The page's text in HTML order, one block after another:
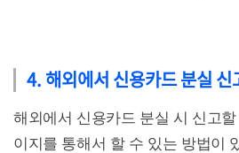
4. 해외에서 신용카드 분실 신
해외에서 신용카드 분실 시 신고
이지를 통해서 할 수 있는 방법이